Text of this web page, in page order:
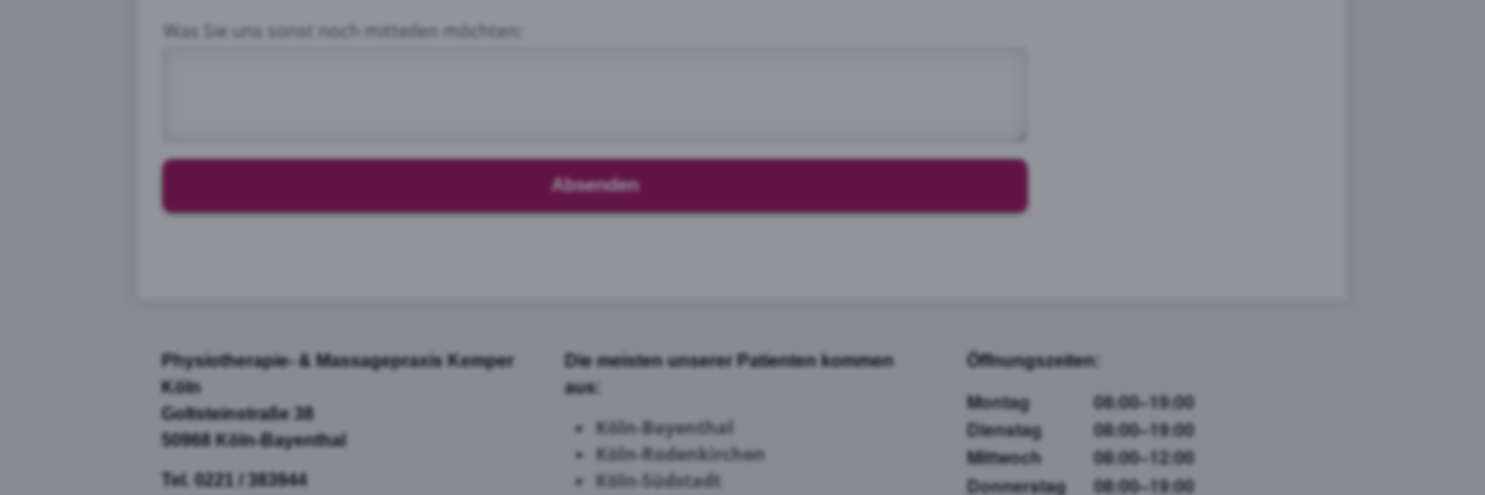
Was Sie uns sonst noch mitteilen möchten:
Absenden
Physiotherapie- & Massagepraxis Kemper
Köln
Goltsteinstraße 38
50968 Köln-Bayenthal
Tel. 0221 / 383944
Die meisten unserer Patienten kommen
aus:
Köln-Bayenthal
Köln-Rodenkirchen
Köln-Südstadt
Öffnungszeiten:
Montag
08:00–19:00
Dienstag
08:00–19:00
Mittwoch
08:00–12:00
Donnerstag
08:00–19:00